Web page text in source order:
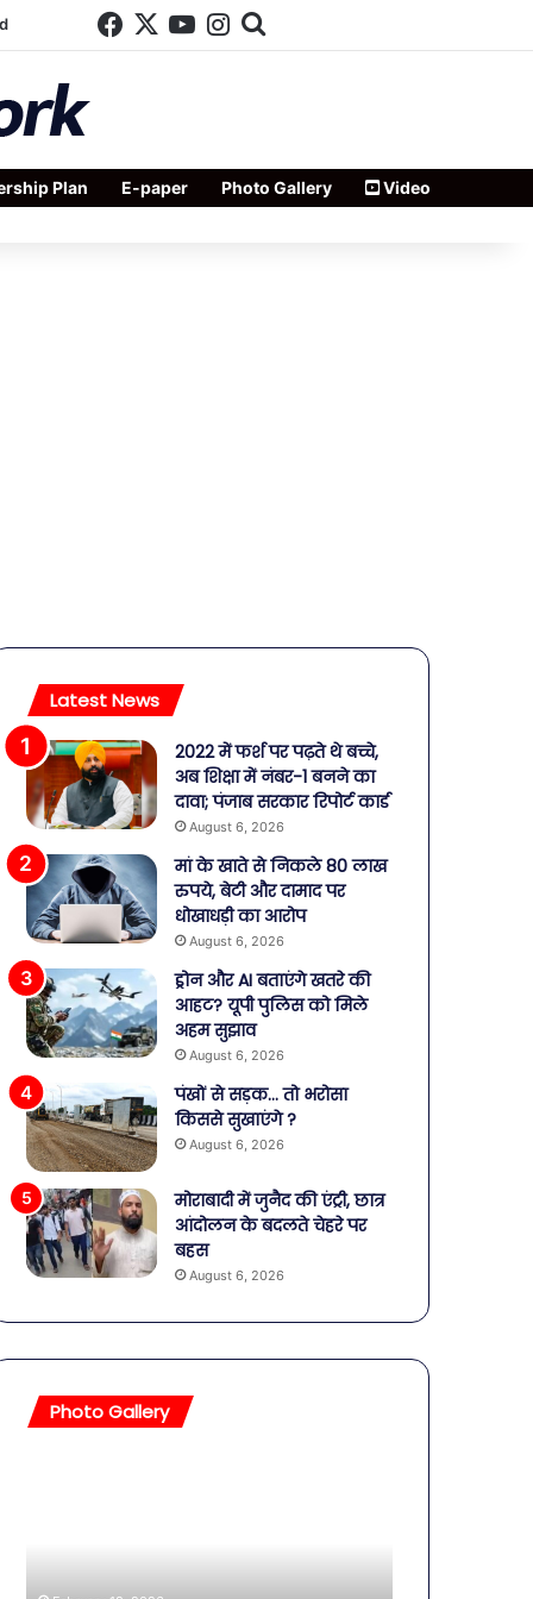
Facebook
X YouTube
Instagram
Plan E-paper Photo Gallery Video
Latest News
2022 में फर्श पर पढ़ते थे बच्चे,
अब शिक्षा में नंबर-1 बनने का
दावा; पंजाब सरकार रिपोर्ट कार्ड
August 6, 2026
मां के खाते से निकले 80 लाख
रुपये, बेटी और दामाद पर
धोखाधड़ी का आरोप
August 6, 2026
ड्रोन और AI बताएंगे खतरे की
आहट? यूपी पुलिस को मिले
अहम सुझाव
August 6, 2026
पंखों से सड़क… तो भरोसा
किससे सुखाएंगे ?
August 6, 2026
मोराबादी में जुनैद की एंट्री, छात्र
आंदोलन के बदलते चेहरे पर
बहस
August 6, 2026
Photo Gallery